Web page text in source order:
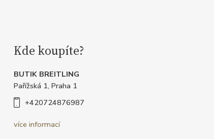
Kde koupíte?
BUTIK BREITLING
Pařížská 1, Praha 1
+420724876987
více informací